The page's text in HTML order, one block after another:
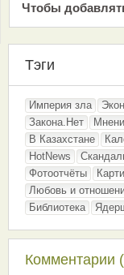
Чтобы
Тэги
Империя зла
Закона.Нет
В Казахстане
HotNews
Фотоотчёты
Любовь и
Библиотека
Комментарии